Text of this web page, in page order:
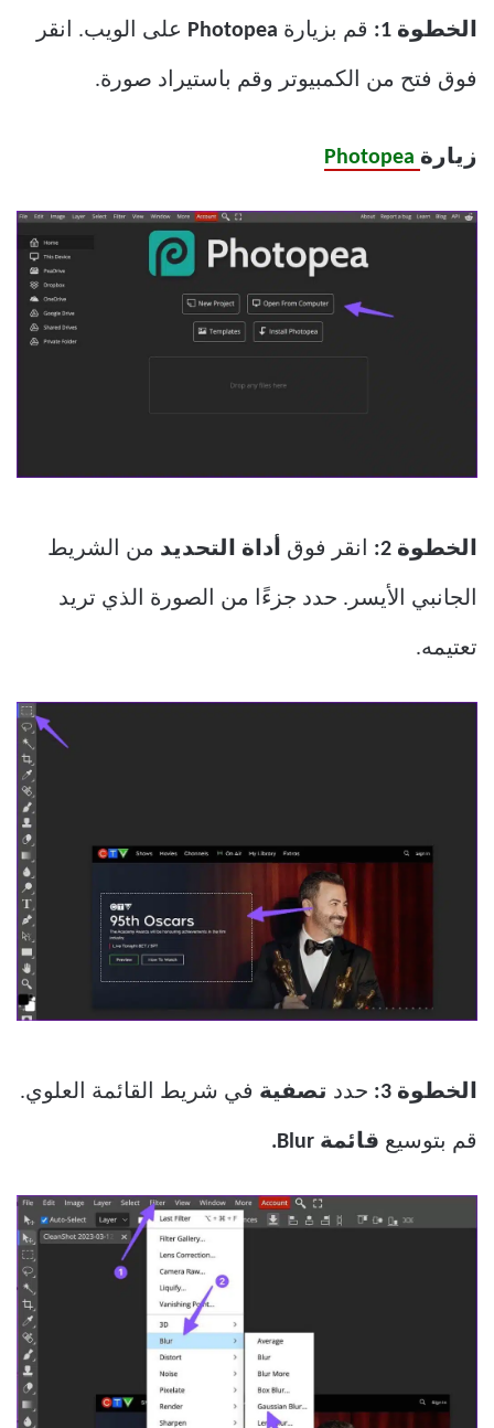
الخطوة 1: قم بزيارة Photopea على الويب. انقر
فوق فتح من الكمبيوتر وقم باستيراد صورة.
زيارة
الخطوة 2: انقر فوق أداة التحديد من الشريط
الجانبي الأيسر. حدد جزءًا من الصورة الذي تريد
تعتيمه.
الخطوة 3: حدد تصفية في شريط القائمة العلوي.
قم بتوسيع قائمة Blur.